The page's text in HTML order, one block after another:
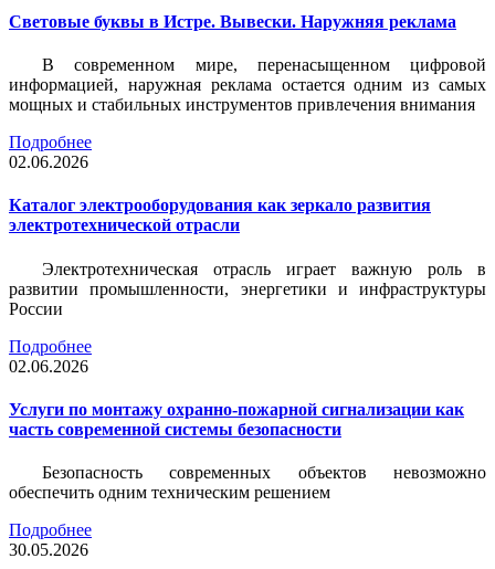
Световые буквы в Истре. Вывески. Наружняя реклама
В современном мире, перенасыщенном цифровой
информацией, наружная реклама остается одним из самых
мощных и стабильных инструментов привлечения внимания
Подробнее
02.06.2026
Каталог электрооборудования как зеркало развития
электротехнической отрасли
Электротехническая отрасль играет важную роль в
развитии промышленности, энергетики и инфраструктуры
России
Подробнее
02.06.2026
Услуги по монтажу охранно-пожарной сигнализации как
часть современной системы безопасности
Безопасность современных объектов невозможно
обеспечить одним техническим решением
Подробнее
30.05.2026